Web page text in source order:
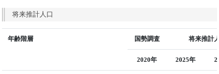
将来推計人口
年齢階層 国勢調査 将来推計
2020年 2025年